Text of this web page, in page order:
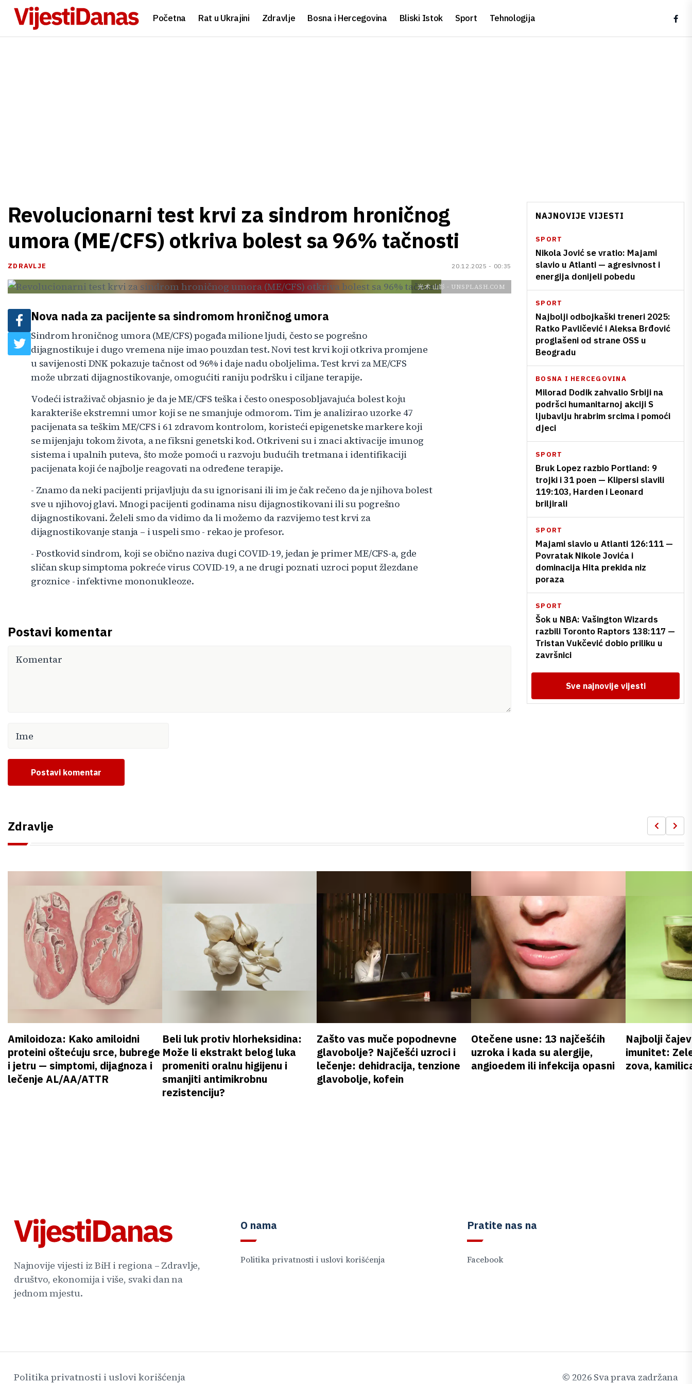
Početna Rat u Ukrajini Zdravlje Bosna i Hercegovina Bliski Istok Sport Tehnologija
Revolucionarni test krvi za sindrom hroničnog
umora (ME/CFS) otkriva bolest sa 96% tačnosti
ZDRAVLJE 20.12.2025 - 00:35
光术 山影 - UNSPLASH.COM
Nova nada za pacijente sa sindromom hroničnog umora
Sindrom hroničnog umora (ME/CFS) pogađa milione ljudi, često se pogrešno
dijagnostikuje i dugo vremena nije imao pouzdan test. Novi test krvi koji otkriva promjene
u savijenosti DNK pokazuje tačnost od 96% i daje nadu oboljelima. Test krvi za ME/CFS
može ubrzati dijagnostikovanje, omogućiti raniju podršku i ciljane terapije.
Vodeći istraživač objasnio je da je ME/CFS teška i često onesposobljavajuća bolest koju
karakteriše ekstremni umor koji se ne smanjuje odmorom. Tim je analizirao uzorke 47
pacijenata sa teškim ME/CFS i 61 zdravom kontrolom, koristeći epigenetske markere koji
se mijenjaju tokom života, a ne fiksni genetski kod. Otkriveni su i znaci aktivacije imunog
sistema i upalnih puteva, što može pomoći u razvoju budućih tretmana i identifikaciji
pacijenata koji će najbolje reagovati na određene terapije.
- Znamo da neki pacijenti prijavljuju da su ignorisani ili im je čak rečeno da je njihova bolest
sve u njihovoj glavi. Mnogi pacijenti godinama nisu dijagnostikovani ili su pogrešno
dijagnostikovani. Želeli smo da vidimo da li možemo da razvijemo test krvi za
dijagnostikovanje stanja – i uspeli smo - rekao je profesor.
- Postkovid sindrom, koji se obično naziva dugi COVID-19, jedan je primer ME/CFS-a, gde
sličan skup simptoma pokreće virus COVID-19, a ne drugi poznati uzroci poput žlezdane
groznice - infektivne mononukleoze.
Postavi komentar
Postavi komentar
NAJNOVIJE VIJESTI
SPORT
Nikola Jović se vratio: Majami
slavio u Atlanti — agresivnost i
energija donijeli pobedu
SPORT
Najbolji odbojkaški treneri 2025:
Ratko Pavličević i Aleksa Brđović
proglašeni od strane OSS u
Beogradu
BOSNA I HERCEGOVINA
Milorad Dodik zahvalio Srbiji na
podršci humanitarnoj akciji S
ljubavlju hrabrim srcima i pomoći
djeci
SPORT
Bruk Lopez razbio Portland: 9
trojki i 31 poen — Klipersi slavili
119:103, Harden i Leonard
briljirali
SPORT
Majami slavio u Atlanti 126:111 —
Povratak Nikole Jovića i
dominacija Hita prekida niz
poraza
SPORT
Šok u NBA: Vašington Wizards
razbili Toronto Raptors 138:117 —
Tristan Vukčević dobio priliku u
završnici
Sve najnovije vijesti
Zdravlje
Amiloidoza: Kako amiloidni
proteini oštećuju srce, bubrege
i jetru — simptomi, dijagnoza i
lečenje AL/AA/ATTR
Beli luk protiv hlorheksidina:
Može li ekstrakt belog luka
promeniti oralnu higijenu i
smanjiti antimikrobnu
rezistenciju?
Zašto vas muče popodnevne
glavobolje? Najčešći uzroci i
lečenje: dehidracija, tenzione
glavobolje, kofein
Otečene usne: 13 najčešćih
uzroka i kada su alergije,
angioedem ili infekcija opasni
Najbolji
imunitet:
zova,
Najnovije vijesti iz BiH i regiona – Zdravlje,
društvo, ekonomija i više, svaki dan na
jednom mjestu.
O nama
Politika privatnosti i uslovi korišćenja
Pratite nas na
Facebook
Politika privatnosti i uslovi korišćenja © 2026 Sva prava zadržana